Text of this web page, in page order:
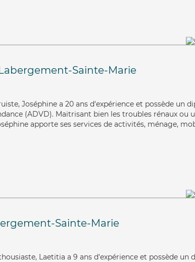
Sainte-Marie
Joséphine a 20 ans d'expérience et possède un
(ADVD). Maitrisant bien les troubles rénaux ou
apporte ses services de activités, ménage,
Sainte-Marie
Laetitia a 9 ans d'expérience et possède un